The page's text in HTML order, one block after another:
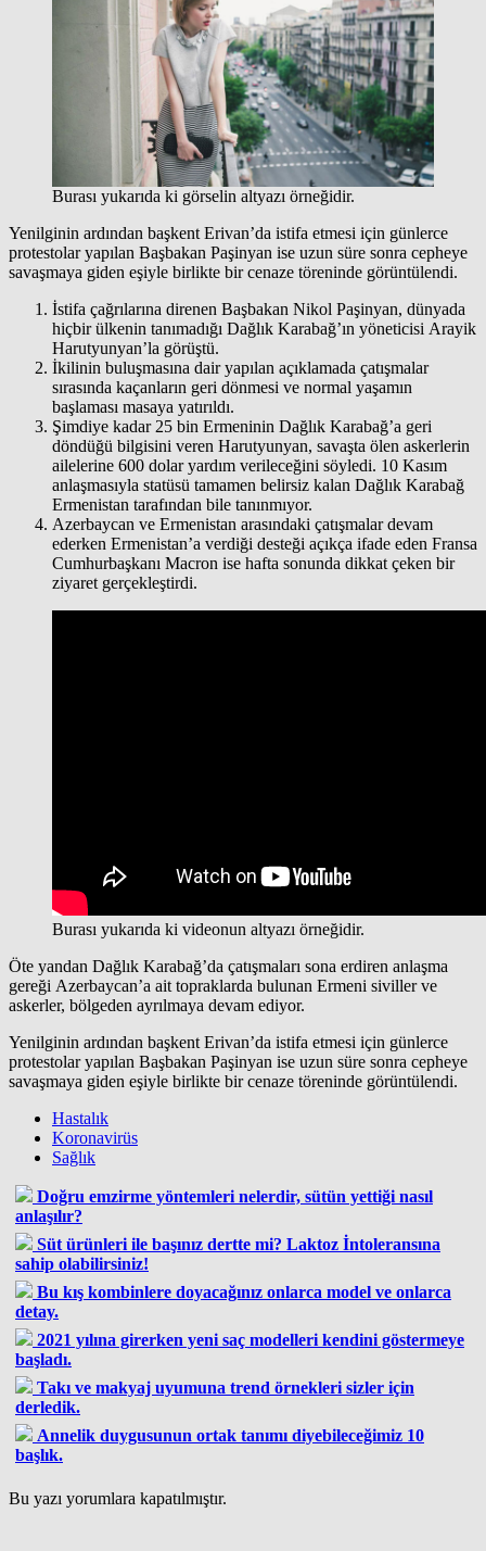
Burası yukarıda ki görselin altyazı örneğidir.
Yenilginin ardından başkent Erivan’da istifa etmesi için günlerce
protestolar yapılan Başbakan Paşinyan ise uzun süre sonra cepheye
savaşmaya giden eşiyle birlikte bir cenaze töreninde görüntülendi.
İstifa çağrılarına direnen Başbakan Nikol Paşinyan, dünyada
hiçbir ülkenin tanımadığı Dağlık Karabağ’ın yöneticisi Arayik
Harutyunyan’la görüştü.
İkilinin buluşmasına dair yapılan açıklamada çatışmalar
sırasında kaçanların geri dönmesi ve normal yaşamın
başlaması masaya yatırıldı.
Şimdiye kadar 25 bin Ermeninin Dağlık Karabağ’a geri
döndüğü bilgisini veren Harutyunyan, savaşta ölen askerlerin
ailelerine 600 dolar yardım verileceğini söyledi. 10 Kasım
anlaşmasıyla statüsü tamamen belirsiz kalan Dağlık Karabağ
Ermenistan tarafından bile tanınmıyor.
Azerbaycan ve Ermenistan arasındaki çatışmalar devam
ederken Ermenistan’a verdiği desteği açıkça ifade eden Fransa
Cumhurbaşkanı Macron ise hafta sonunda dikkat çeken bir
ziyaret gerçekleştirdi.
Burası yukarıda ki videonun altyazı örneğidir.
Öte yandan Dağlık Karabağ’da çatışmaları sona erdiren anlaşma
gereği Azerbaycan’a ait topraklarda bulunan Ermeni siviller ve
askerler, bölgeden ayrılmaya devam ediyor.
Yenilginin ardından başkent Erivan’da istifa etmesi için günlerce
protestolar yapılan Başbakan Paşinyan ise uzun süre sonra cepheye
savaşmaya giden eşiyle birlikte bir cenaze töreninde görüntülendi.
Hastalık
Koronavirüs
Sağlık
Doğru emzirme yöntemleri nelerdir, sütün yettiği nasıl
anlaşılır?
Süt ürünleri ile başınız dertte mi? Laktoz İntoleransına
sahip olabilirsiniz!
Bu kış kombinlere doyacağınız onlarca model ve onlarca
detay.
2021 yılına girerken yeni saç modelleri kendini göstermeye
başladı.
Takı ve makyaj uyumuna trend örnekleri sizler için
derledik.
Annelik duygusunun ortak tanımı diyebileceğimiz 10
başlık.
Bu yazı yorumlara kapatılmıştır.